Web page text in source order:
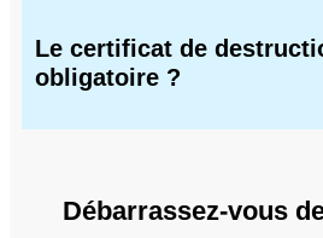
Le certificat de
obligatoire ?
Débarrassez-vous